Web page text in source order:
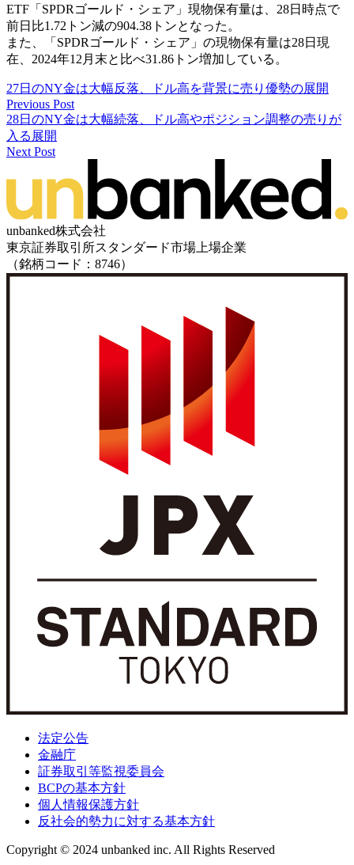
ETF「SPDRゴールド・シェア」現物保有量は、28日時点で
前日比1.72トン減の904.38トンとなった。
また、「SPDRゴールド・シェア」の現物保有量は28日現
在、2024年12月末と比べ31.86トン増加している。
27日のNY金は大幅反落、ドル高を背景に売り優勢の展開
Previous Post
28日のNY金は大幅続落、ドル高やポジション調整の売りが
入る展開
Next Post
unbanked株式会社
東京証券取引所スタンダード市場上場企業
（銘柄コード：8746）
法定公告
金融庁
証券取引等監視委員会
BCPの基本方針
個人情報保護方針
反社会的勢力に対する基本方針
Copyright © 2024 unbanked inc. All Rights Reserved